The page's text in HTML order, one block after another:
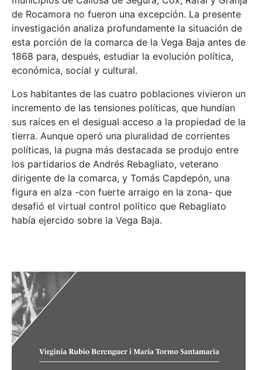
de Rocamora no fueron una excepción. La presente
investigación analiza profundamente la situación de
esta porción de la comarca de la Vega Baja antes de
1868 para, después, estudiar la evolución política,
económica, social y cultural.
Los habitantes de las cuatro poblaciones vivieron un
incremento de las tensiones políticas, que hundían
sus raíces en el desigual acceso a la propiedad de la
tierra. Aunque operó una pluralidad de corrientes
políticas, la pugna más destacada se produjo entre
los partidarios de Andrés Rebagliato, veterano
dirigente de la comarca, y Tomás Capdepón, una
figura en alza -con fuerte arraigo en la zona- que
desafió el virtual control político que Rebagliato
había ejercido sobre la Vega Baja.